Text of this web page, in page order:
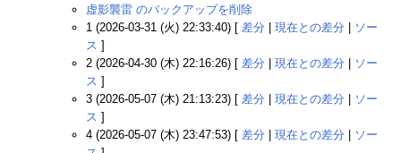
虚影襲雷 のバックアップを削除
1 (2026-03-31 (火) 22:33:40) [ 差分 現在との差分
ソー
ス ]
2 (2026-04-30 (木) 22:16:26) [ 差分 現在との差分
ソー
ス ]
3 (2026-05-07 (木) 21:13:23) [ 差分 現在との差分
ソー
ス ]
4 (2026-05-07 (木) 23:47:53) [ 差分 現在との差分
ソー